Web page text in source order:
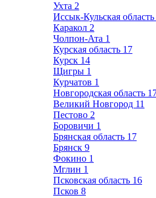
Ухта 2
Иссык-Кульская область
Каракол 2
Чолпон-Ата 1
Курская область 17
Курск 14
Щигры 1
Курчатов 1
Новгородская область
Великий Новгород 11
Пестово 2
Боровичи 1
Брянская область 17
Брянск 9
Фокино 1
Мглин 1
Псковская область 16
Псков 8